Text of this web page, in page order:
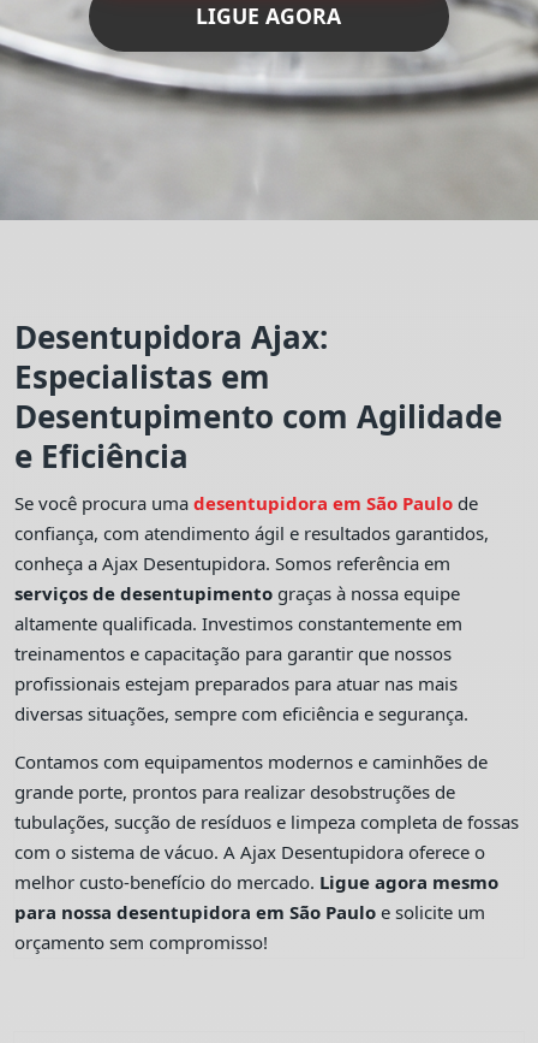
LIGUE AGORA
Desentupidora Ajax:
Especialistas em
Desentupimento com Agilidade
e Eficiência
Se você procura umadesentupidora em São Paulo de
confiança, com atendimento ágil e resultados garantidos,
conheça a Ajax Desentupidora. Somos referência em
serviços de desentupimento graças à nossa equipe
altamente qualificada. Investimos constantemente em
treinamentos e capacitação para garantir que nossos
profissionais estejam preparados para atuar nas mais
diversas situações, sempre com eficiência e segurança.
Contamos com equipamentos modernos e caminhões de
grande porte, prontos para realizar desobstruções de
tubulações, sucção de resíduos e limpeza completa de fossas
com o sistema de vácuo. A Ajax Desentupidora oferece o
melhor custo-benefício do mercado. Ligue agora mesmo
para nossa desentupidora em São Paulo e solicite um
orçamento sem compromisso!